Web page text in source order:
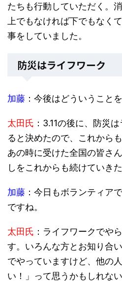
たちも行動していただく。
上でもなければ下でもなく
事をしていました。
防災はライフワーク
加藤 ：今後はどういうこと
太田氏 ：3.11の後に、防災
ると決めたので、これから
あの時に受けた全国の皆さ
しをこれからも続けていきた
加藤 ：今日もボランティア
ですね。
太田氏 ：ライフワークでや
す。いろんな方とお知り合
でやっていますけど、他の
い！」って思うかもしれな